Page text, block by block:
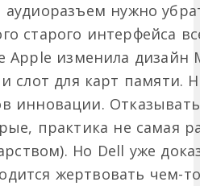
нужно
старого интерфейса
Apple изменила дизайн
слот для карт памяти.
инновации.
практика не самая
Но Dell уже
жертвовать